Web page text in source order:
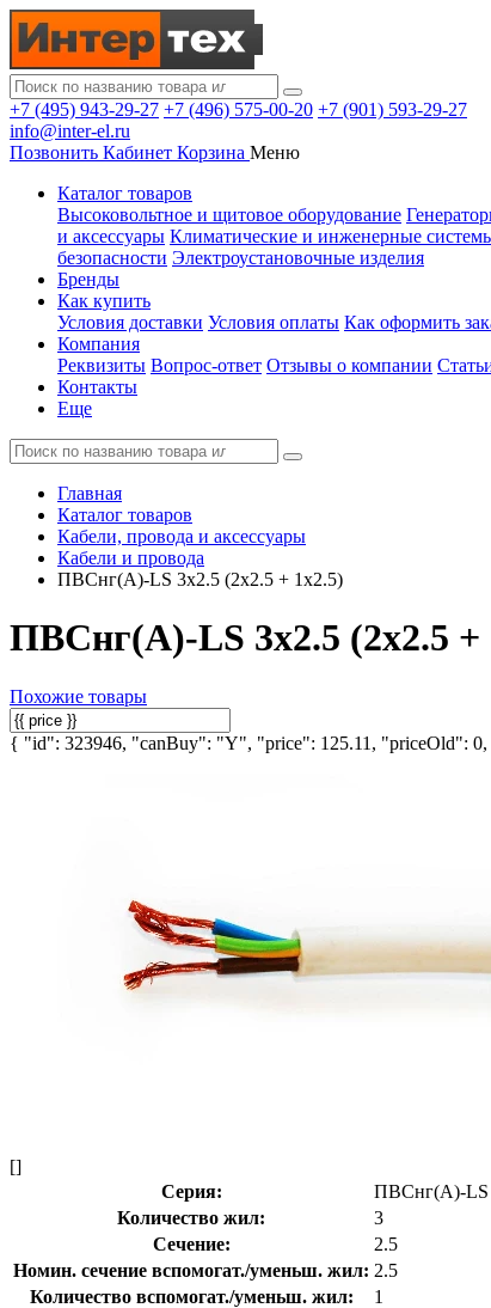
+7 (495) 943-29-27 +7 (496) 575-00-20 +7 (901) 593-29-27
info@inter-el.ru
Позвонить Кабинет Корзина Меню
Каталог товаров
Высоковольтное и щитовое оборудование
и аксессуары Климатические и инженерные
безопасности Электроустановочные изделия
Бренды
Как купить
Условия доставки Условия оплаты Как оформить
Компания
Реквизиты Вопрос-ответ Отзывы о компании
Контакты
Еще
Главная
Каталог товаров
Кабели, провода и аксессуары
Кабели и провода
ПВСнг(А)-LS 3х2.5 (2х2.5 + 1х2.5)
ПВСнг(А)-LS 3х2.5 (2х2.5 +
Похожие товары
{ "id": 323946, "canBuy": "Y", "price": 125.11, "priceOld":
[]
Серия:
ПВСнг(А)-LS
Количество жил:
3
Сечение:
2.5
Номин. сечение вспомогат./уменьш. жил: 2.5
Количество вспомогат./уменьш. жил:
1